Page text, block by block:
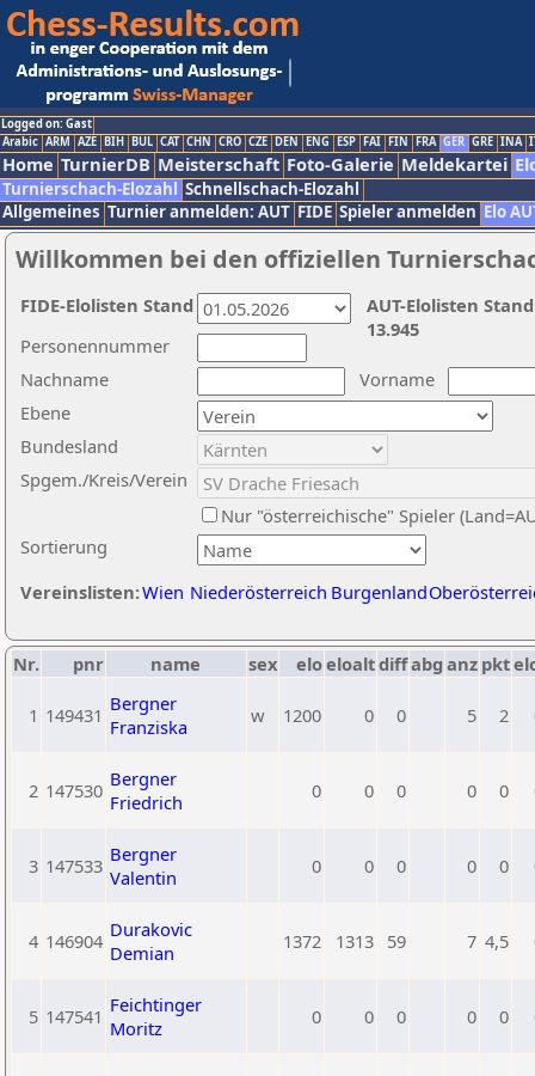
Logged on: Gast
Arabic ARM AZE BIH BUL CAT CHN CRO CZE DEN ENG ESP FAI FIN FRA GER GRE INA
Home TurnierDB Meisterschaft Foto-Galerie Meldekartei
Turnierschach-Elozahl Schnellschach-Elozahl
Allgemeines Turnier anmelden: AUT FIDE Spieler anmelden Elo
Willkommen bei den offiziellen
Nachname
Vorname
Ebene
Sortierung
Personennummer
Bundesland
Spgem./Kreis/Verein
Nur "österreichische" Spieler
Vereinslisten:Wien Niederösterreich Burgenland
AUT-Elolisten
13.945
FIDE-Elolisten Stand
Nr. pnr name sex eloeloaltdiffabg anz pkt
1 149431 Bergner
Franziska
w 1200 0 0 5 2
2 147530 Bergner
Friedrich
0 0 0 0 0
3 147533 Bergner
Valentin
0 0 0 0 0
4 146904 Durakovic
Demian
1372 1313 59 7 4,5
5 147541 Feichtinger
Moritz
0 0 0 0 0